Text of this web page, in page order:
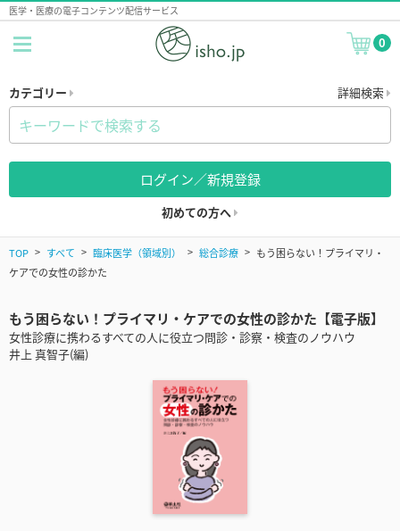
医学・医療の電子コンテンツ配信サービス
0
カテゴリー 詳細検索
ログイン／新規登録
初めての方へ
TOP すべて 臨床医学（領域別） 総合診療
もう困らない！プライマリ・
ケアでの女性の診かた
もう困らない！プライマリ・ケアでの女性の診かた【電子版】
女性診療に携わるすべての人に役立つ問診・診察・検査のノウハウ
井上 真智子(編)